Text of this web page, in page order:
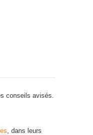
conseils avisés.
, dans leurs